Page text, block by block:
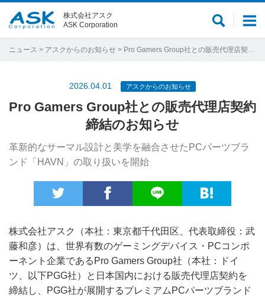
メ
ュ
サ
ト
株式会社アスク
ASK Corporation
ニュース > アスクからのお知らせ > Pro Gamers Group社との販売代理店契約締結のお知らせ
2026.04.01 アスクからのお知らせ
Pro Gamers Group社との販売代理店契約
締結のお知らせ
革新的なサーマル設計と美学を融合させたPCパーツブラ
ンド「HAVN」の取り扱いを開始
株式会社アスク（本社：東京都千代田区、代表取締役：武
藤和彦）は、世界有数のゲーミングデバイス・PCコンポ
ーネント企業であるPro Gamers Group社（本社：ドイ
ツ、以下PGG社）と日本国内における販売代理店契約を
締結し、PGG社が展開するプレミアムPCパーツブランド